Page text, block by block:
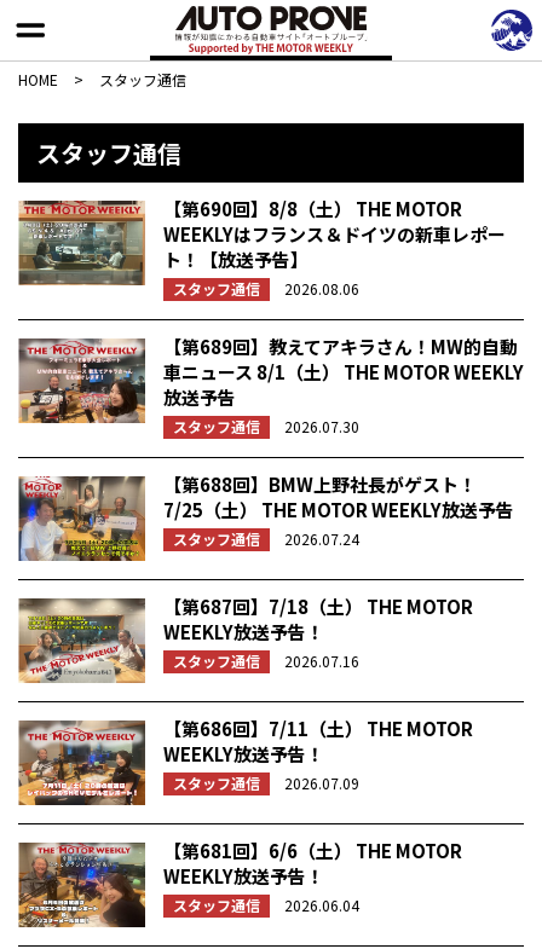
HOME > スタッフ通信
スタッフ通信
【第690回】8/8（土） THE MOTOR
WEEKLYはフランス＆ドイツの新車レポー
ト！【放送予告】
スタッフ通信 2026.08.06
【第689回】教えてアキラさん！MW的自動
車ニュース 8/1（土） THE MOTOR WEEKLY
放送予告
スタッフ通信 2026.07.30
【第688回】BMW上野社長がゲスト！
7/25（土） THE MOTOR WEEKLY放送予告
スタッフ通信 2026.07.24
【第687回】7/18（土） THE MOTOR
WEEKLY放送予告！
スタッフ通信 2026.07.16
【第686回】7/11（土） THE MOTOR
WEEKLY放送予告！
スタッフ通信 2026.07.09
【第681回】6/6（土） THE MOTOR
WEEKLY放送予告！
スタッフ通信 2026.06.04